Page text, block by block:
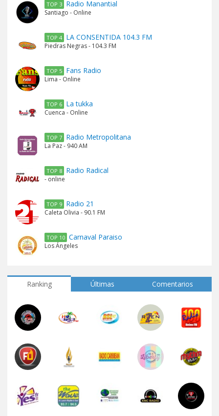
TOP 3 Radio Manantial
Santiago - Online
TOP 4 LA CONSENTIDA 104.3 FM
Piedras Negras - 104.3 FM
TOP 5 Fans Radio
Lima - Online
TOP 6 La tukka
Cuenca - Online
TOP 7 Radio Metropolitana
La Paz - 940 AM
TOP 8 Radio Radical
- online
TOP 9 Radio 21
Caleta Olivia - 90.1 FM
TOP 10 Carnaval Paraiso
Los Ángeles
Ranking Últimas Comentarios